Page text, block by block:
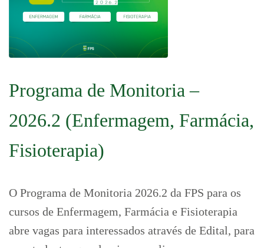
Programa de Monitoria –
2026.2 (Enfermagem, Farmácia,
Fisioterapia)
O Programa de Monitoria 2026.2 da FPS para os
cursos de Enfermagem, Farmácia e Fisioterapia
abre vagas para interessados através de Edital, para